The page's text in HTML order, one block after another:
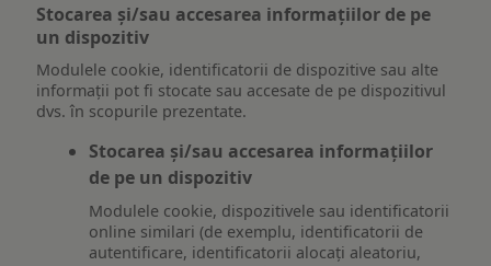
Stocarea și/sau accesarea informațiilor de pe
un dispozitiv
Modulele cookie, identificatorii de dispozitive sau alte
informații pot fi stocate sau accesate de pe dispozitivul
dvs. în scopurile prezentate.
Stocarea și/sau accesarea informațiilor
de pe un dispozitiv
Modulele cookie, dispozitivele sau identificatorii
online similari (de exemplu, identificatorii de
autentificare, identificatorii alocați aleatoriu,